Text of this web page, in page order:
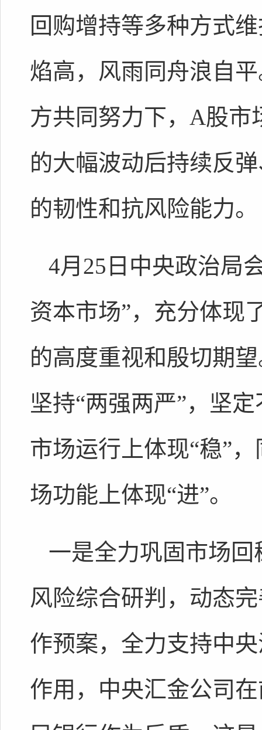
回购增持等多种方式
焰高，风雨同舟浪自
方共同努力下，A股市
的大幅波动后持续反
的韧性和抗风险能力。
4月25日中央政治局
资本市场”，充分体现
的高度重视和殷切期
坚持“两强两严”，坚
市场运行上体现“稳”
场功能上体现“进”。
一是全力巩固市场
风险综合研判，动态
作预案，全力支持中
作用，中央汇金公司